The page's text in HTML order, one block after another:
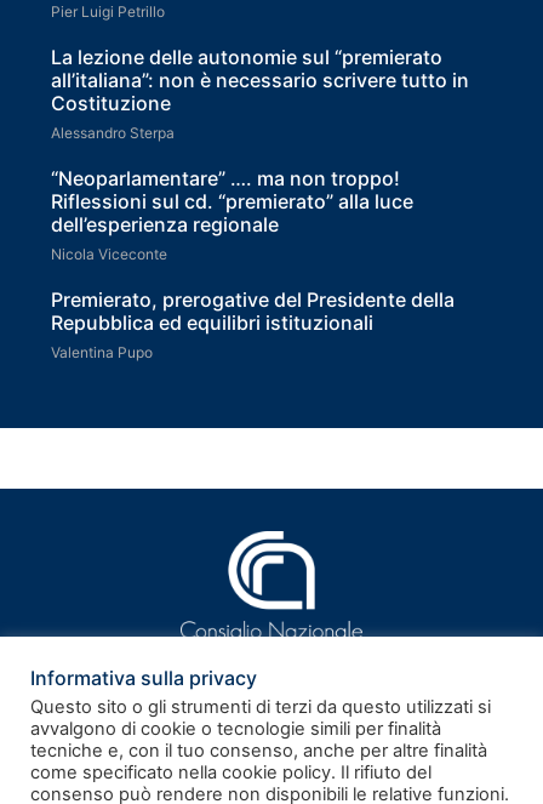
Pier Luigi Petrillo
La lezione delle autonomie sul “premierato
all’italiana”: non è necessario scrivere tutto in
Costituzione
Alessandro Sterpa
“Neoparlamentare” …. ma non troppo!
Riflessioni sul cd. “premierato” alla luce
dell’esperienza regionale
Nicola Viceconte
Premierato, prerogative del Presidente della
Repubblica ed equilibri istituzionali
Valentina Pupo
ISSN 2281-9339
Informativa sulla privacy
Questo sito o gli strumenti di terzi da questo utilizzati si
avvalgono di cookie o tecnologie simili per finalità
tecniche e, con il tuo consenso, anche per altre finalità
come specificato nella cookie policy. Il rifiuto del
consenso può rendere non disponibili le relative funzioni.